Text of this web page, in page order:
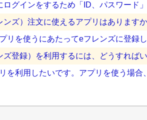
グインをするため「ID、パスワード
ズ）注文に使えるアプリはありますか
リを使うにあたってeフレンズに登録
登録）を利用するには、どうすれば
を利用したいです。アプリを使う場合